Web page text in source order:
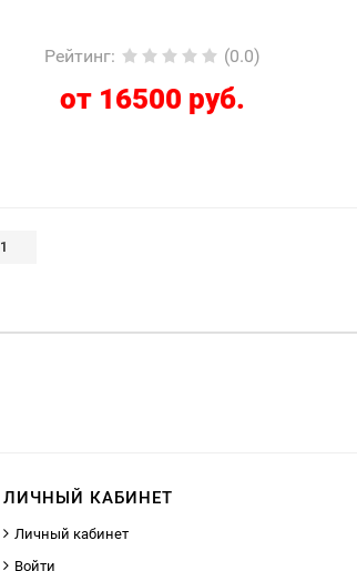
Рейтинг: (0.0)
от 16500 руб.
1
ЛИЧНЫЙ КАБИНЕТ
Личный кабинет
Войти